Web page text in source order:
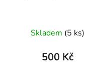
Skladem (5 ks)
500 Kč